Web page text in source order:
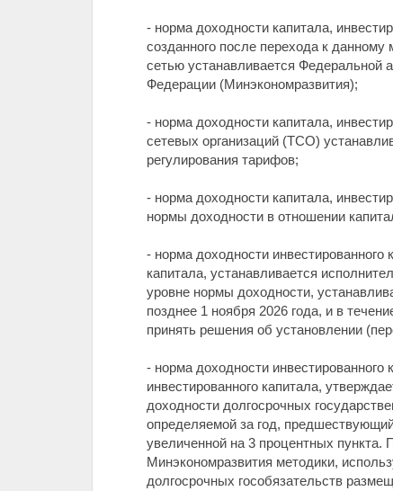
- норма доходности капитала,
созданного после перехода к
сетью устанавливается Федеральной
Федерации (Минэкономразвития);
- норма доходности капитала,
сетевых организаций (ТСО)
регулирования тарифов;
- норма доходности капитала,
нормы доходности в отношении
- норма доходности
капитала, устанавливается
уровне нормы доходности,
позднее 1 ноября 2026 года, и в
принять решения об установлении
- норма доходности
инвестированного капитала,
доходности долгосрочных
определяемой за год,
увеличенной на 3 процентных пункта.
Минэкономразвития методики,
долгосрочных гособязательств